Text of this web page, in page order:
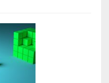
Wie
digitale
Assistenten